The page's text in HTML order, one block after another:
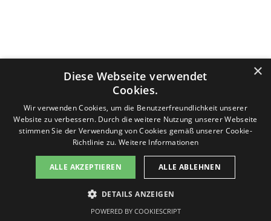
v-f-d.com ist ein Angebot von
Zurück zum Seiteninhalt
×
Diese Webseite verwendet
Cookies.
Wir verwenden Cookies, um die Benutzerfreundlichkeit unserer
Website zu verbessern. Durch die weitere Nutzung unserer Webseite
stimmen Sie der Verwendung von Cookies gemäß unserer Cookie-
Richtlinie zu.Weitere Informationen
ALLE AKZEPTIEREN ALLE ABLEHNEN
DETAILS ANZEIGEN
POWERED BY COOKIESCRIPT
Es werden keine persönlichen Daten gespeichert, sondern nur technische, die für die Website benötigt werden.
Sollten Sie damit nicht einverstanden sein, drücken Sie bitte nicht den Button "Einverstanden". Sie können die
zur Verfügung:
Google Browser-Add-on Informationen zum Datenschutz Einverstanden